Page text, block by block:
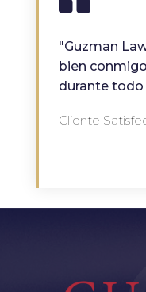
"Guzman
bien
durante todo
Cliente